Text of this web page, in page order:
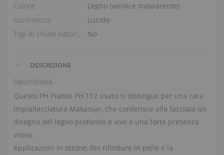
Colore
Legno (vernice trasparente)
Lucentezza
Lucido
Top di chiavi naturali
No
DESCRIZIONE
Descrizione
Questo PH Pianos PH 112 usato si distingue per una rara
impiallacciatura Makassar, che conferisce alla facciata un
disegno del legno profondo e vivo e una forte presenza
visiva.
Applicazioni in ottone, fini rifiniture in pelle e la